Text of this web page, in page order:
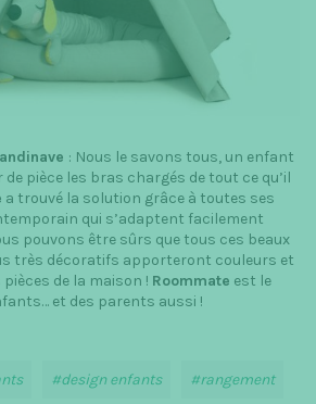
: Nous le savons tous, un enfant
pièce les bras chargés de tout ce qu’il
a trouvé la solution grâce à toutes ses
qui s’adaptent facilement
pouvons être sûrs que tous ces beaux
très décoratifs apporteront couleurs et
de la maison ! Roommate est le
et des parents aussi !
design enfants rangement